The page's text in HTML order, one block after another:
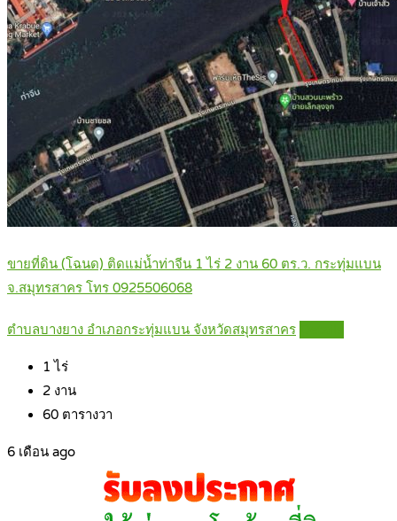
ขายที่ดิน (โฉนด) ติดแม่น้ำท่าจีน 1 ไร่ 2 งาน 60 ตร.ว. กระทุ่มแบน
จ.สมุทรสาคร โทร 0925506068
ตำบลบางยาง อำเภอกระทุ่มแบน จังหวัดสมุทรสาคร
1 ไร่
2 งาน
60 ตารางวา
6 เดือน ago